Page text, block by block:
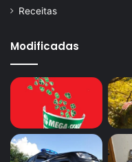
Receitas
Modificadas